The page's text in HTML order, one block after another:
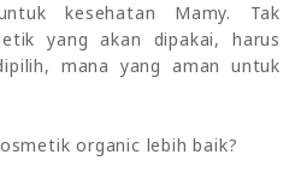
kesehatan Mamy. Tak
yang akan dipakai, harus
mana yang aman untuk
organic lebih baik?